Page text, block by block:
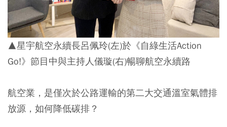
▲星宇航空永續長呂佩玲(左)於《自綠生活Action
Go!》節目中與主持人儀璇(右)暢聊航空永續路
航空業，是僅次於公路運輸的第二大交通溫室氣體排
放源，如何降低碳排？